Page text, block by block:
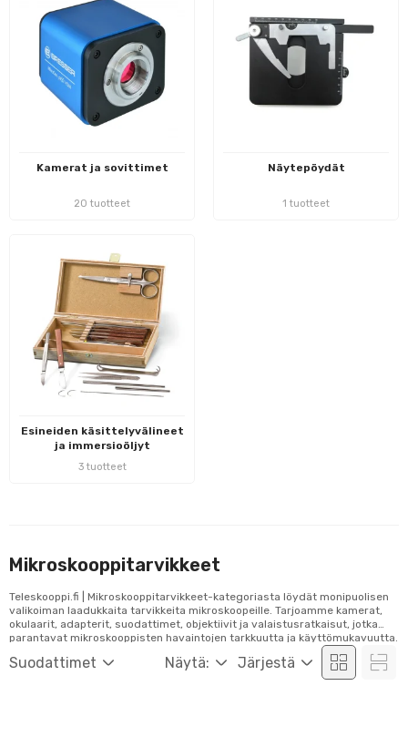
Kamerat ja sovittimet
20 tuotteet
Näytepöydät
1 tuotteet
Esineiden käsittelyvälineet
ja immersioöljyt
3 tuotteet
Mikroskooppitarvikkeet
Suodattimet Näytä: Järjestä
Teleskooppi.fi | Mikroskooppitarvikkeet-kategoriasta löydät monipuolisen
valikoiman laadukkaita tarvikkeita mikroskoopeille. Tarjoamme kamerat,
okulaarit, adapterit, suodattimet, objektiivit ja valaistusratkaisut, jotka
parantavat mikroskooppisten havaintojen tarkkuutta ja käyttömukavuutta.